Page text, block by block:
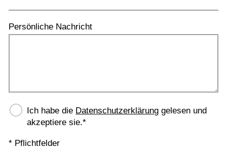
Persönliche Nachricht
Ich habe die Datenschutzerklärung gelesen und
akzeptiere sie.*
* Pflichtfelder